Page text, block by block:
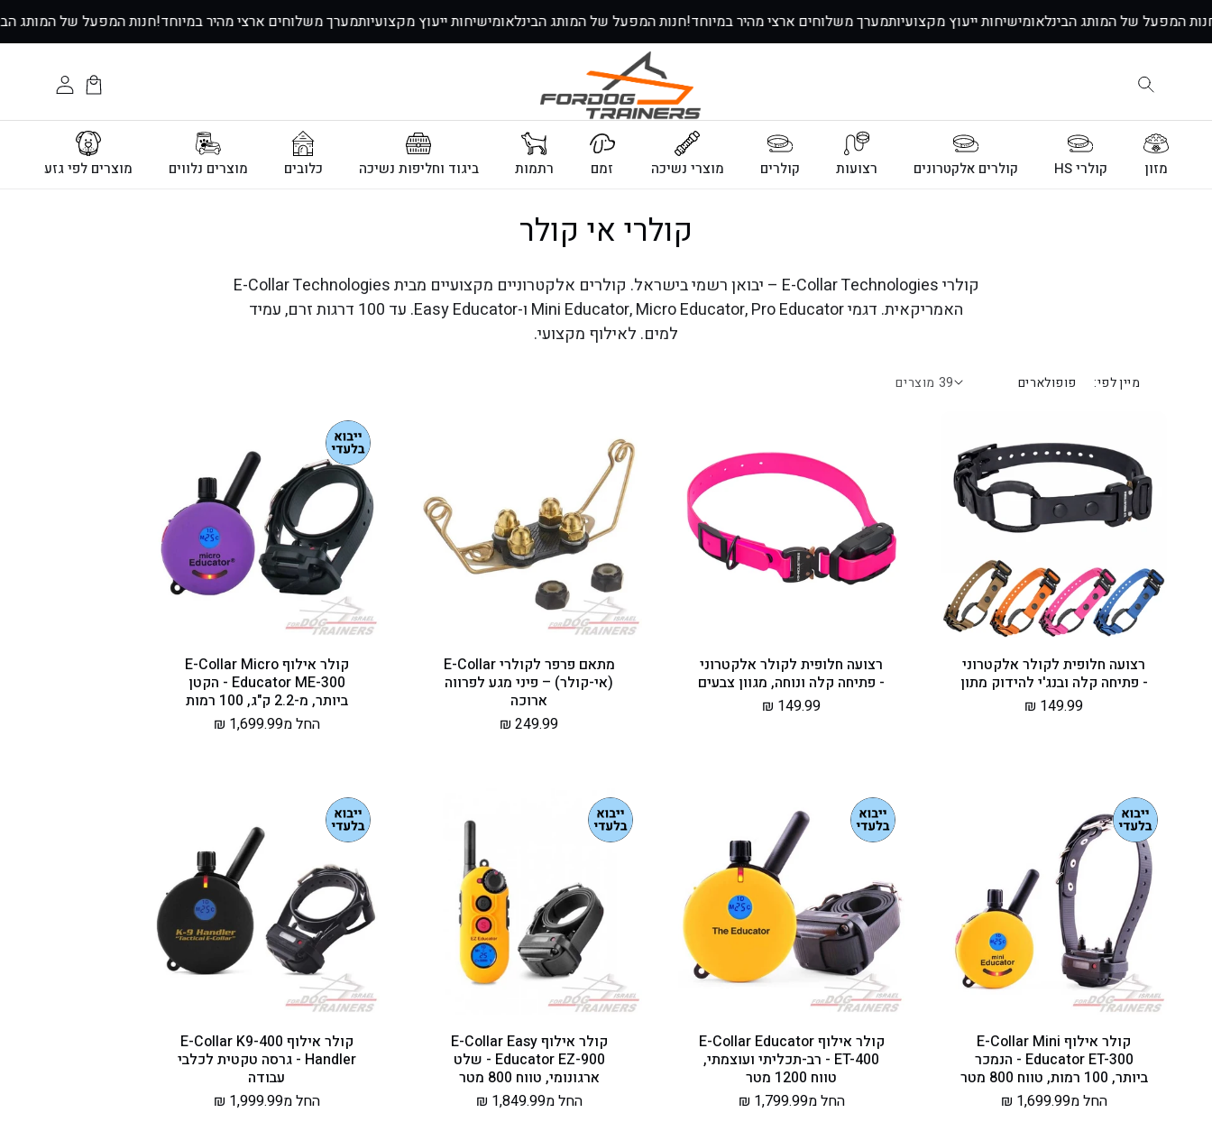
לתוכן
חנות המפעל של המותג הבינלאומישיחות ייעוץ מקצועיותמערך משלוחים ארצי מהיר במיוחד!חנות המפעל של המותג הבינלאומישיחות ייעוץ מקצועיותמערך משלוחים ארצי מהיר במיוחד!חנות המפעל של
עגלת
הקניות
התחבר
מזון קולרי HS קולרים אלקטרונים רצועות קולרים מוצרי נשיכה זמם רתמות ביגוד וחליפות נשיכה כלובים מוצרים נלווים מוצרים לפי גזע
ק
ו
ל
ק
ה
:
קולרי אי קולר
קולרי E-Collar Technologies – יבואן רשמי בישראל. קולרים אלקטרוניים מקצועיים מבית E-Collar Technologies
האמריקאית. דגמי Mini Educator, Micro Educator, Pro Educator ו-Easy Educator. עד 100 דרגות זרם, עמיד
למים. לאילוף מקצועי.
מיין לפי: 39 מוצרים
רצועה חלופית לקולר אלקטרוני
- פתיחה קלה ובנג'י להידוק מתון
מחיר
149.99 ₪
רצועה חלופית לקולר אלקטרוני
- פתיחה קלה ונוחה, מגוון צבעים
מחיר
149.99 ₪
מתאם פרפר לקולרי E-Collar
(אי-קולר) – פיני מגע לפרווה
ארוכה
מחיר
249.99 ₪
קולר אילוף E-Collar Micro
Educator ME-300 - הקטן
ביותר, מ-2.2 ק"ג, 100 רמות
מחיר
החל מ1,699.99 ₪
קולר אילוף E-Collar Mini
Educator ET-300 - הנמכר
ביותר, 100 רמות, טווח 800 מטר
מחיר
החל מ1,699.99 ₪
קולר אילוף E-Collar Educator
ET-400 - רב-תכליתי ועוצמתי,
טווח 1200 מטר
מחיר
החל מ1,799.99 ₪
קולר אילוף E-Collar Easy
Educator EZ-900 - שלט
ארגונומי, טווח 800 מטר
מחיר
החל מ1,849.99 ₪
קולר אילוף E-Collar K9-400
Handler - גרסה טקטית לכלבי
עבודה
מחיר
החל מ1,999.99 ₪